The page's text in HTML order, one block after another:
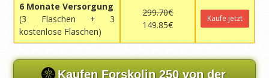
6 Monate Versorgung
(3 Flaschen + 3
kostenlose Flaschen)
299.70€
149.85€
Kaufe jetzt
Kaufen Forskolin 250 von der